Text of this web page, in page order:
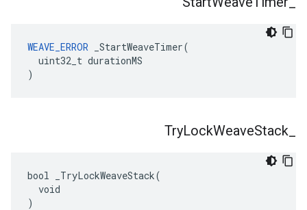
WEAVE_ERROR _StartWeaveTimer(
  uint32_t durationMS
)
TryLockWeaveStack
bool _TryLockWeaveStack(
  void
)